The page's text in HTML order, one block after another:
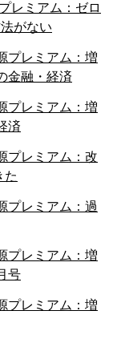
レミアム：ゼロ
がない
レミアム：増
金融・経済
レミアム：増
済
レミアム：改
た
レミアム：過
レミアム：増
号
レミアム：増